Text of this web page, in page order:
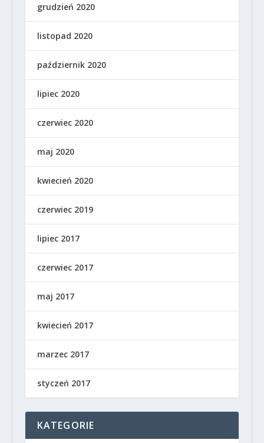
grudzień 2020
listopad 2020
październik 2020
lipiec 2020
czerwiec 2020
maj 2020
kwiecień 2020
czerwiec 2019
lipiec 2017
czerwiec 2017
maj 2017
kwiecień 2017
marzec 2017
styczeń 2017
KATEGORIE